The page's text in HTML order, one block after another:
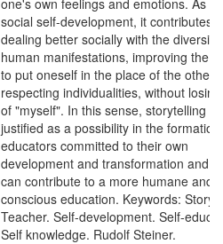
one's own feelings and emotions. As
social self-development, it contributes
dealing better socially with the diversity
human manifestations, improving the
to put oneself in the place of the other,
respecting individualities, without
of "myself". In this sense, storytelling is
justified as a possibility in the
educators committed to their own
development and transformation and
can contribute to a more humane and
conscious education. Keywords:
Teacher. Self-development. Self-
Self knowledge. Rudolf Steiner.